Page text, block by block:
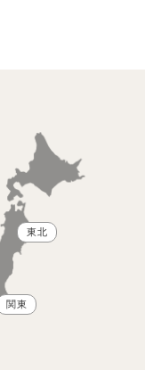
東北
関東